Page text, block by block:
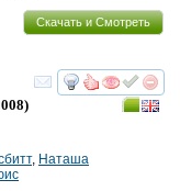
Скачать и Смотреть
смотреть
, Наташа